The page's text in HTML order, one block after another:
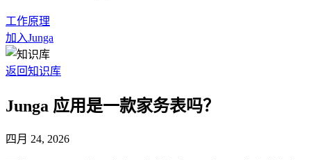
工作原理
加入Junga
返回知识库
Junga 应用是一款家务表吗？
四月 24, 2026